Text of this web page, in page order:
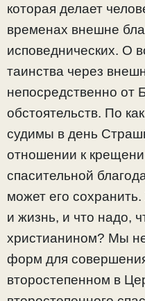
которая делает
временах внешне
исповеднических. О
таинства через
непосредственно от
обстоятельств. По
судимы в день
отношении к
спасительной
может его
и жизнь, и что надо,
христианином? Мы
форм для
второстепенном в